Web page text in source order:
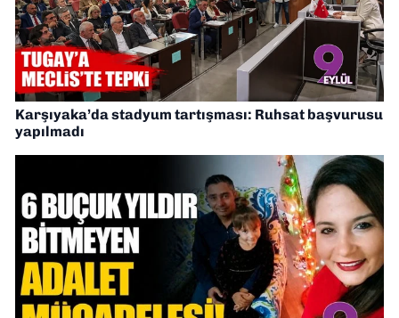
Karşıyaka’da stadyum tartışması: Ruhsat başvurusu
yapılmadı